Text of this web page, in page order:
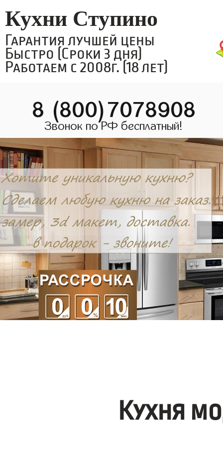
Кухни Ступино
Гарантия лучшей цены
Быстро (Сроки 3 дня)
Работаем с 2008г. (18 лет)
8 (800)7078908
Звонок по РФ бесплатный!
Кухня